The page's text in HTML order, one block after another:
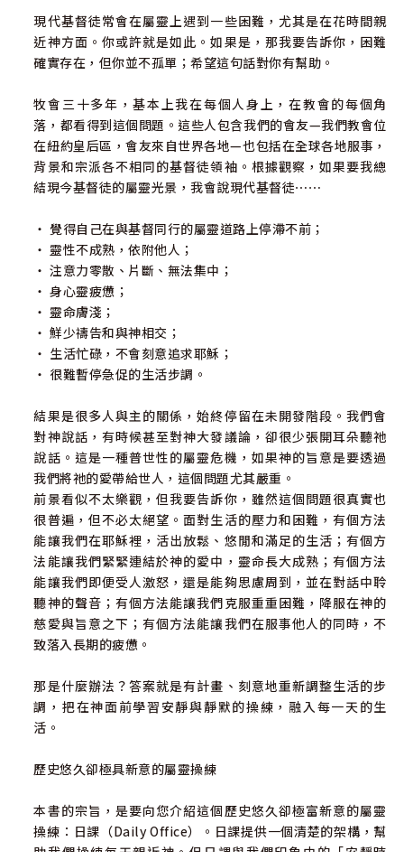
現代基督徒常會在屬靈上遇到一些困難，尤其是在花時間親
近神方面。你或許就是如此。如果是，那我要告訴你，困難
確實存在，但你並不孤單；希望這句話對你有幫助。
牧會三十多年，基本上我在每個人身上，在教會的每個角
落，都看得到這個問題。這些人包含我們的會友—我們教會位
在紐約皇后區，會友來自世界各地—也包括在全球各地服事，
背景和宗派各不相同的基督徒領袖。根據觀察，如果要我總
結現今基督徒的屬靈光景，我會說現代基督徒⋯⋯
・ 覺得自己在與基督同行的屬靈道路上停滯不前；
・ 靈性不成熟，依附他人；
・ 注意力零散、片斷、無法集中；
・ 身心靈疲憊；
・ 靈命膚淺；
・ 鮮少禱告和與神相交；
・ 生活忙碌，不會刻意追求耶穌；
・ 很難暫停急促的生活步調。
結果是很多人與主的關係，始終停留在未開發階段。我們會
對神說話，有時候甚至對神大發議論，卻很少張開耳朵聽祂
說話。這是一種普世性的屬靈危機，如果神的旨意是要透過
我們將祂的愛帶給世人，這個問題尤其嚴重。
前景看似不太樂觀，但我要告訴你，雖然這個問題很真實也
很普遍，但不必太絕望。面對生活的壓力和困難，有個方法
能讓我們在耶穌裡，活出放鬆、悠閒和滿足的生活；有個方
法能讓我們緊緊連結於神的愛中，靈命長大成熟；有個方法
能讓我們即便受人激怒，還是能夠思慮周到，並在對話中聆
聽神的聲音；有個方法能讓我們克服重重困難，降服在神的
慈愛與旨意之下；有個方法能讓我們在服事他人的同時，不
致落入長期的疲憊。
那是什麼辦法？答案就是有計畫、刻意地重新調整生活的步
調，把在神面前學習安靜與靜默的操練，融入每一天的生
活。
歷史悠久卻極具新意的屬靈操練
本書的宗旨，是要向您介紹這個歷史悠久卻極富新意的屬靈
操練：日課（Daily Office）。日課提供一個清楚的架構，幫
助我們操練每天親近神。但日課與我們印象中的「安靜時